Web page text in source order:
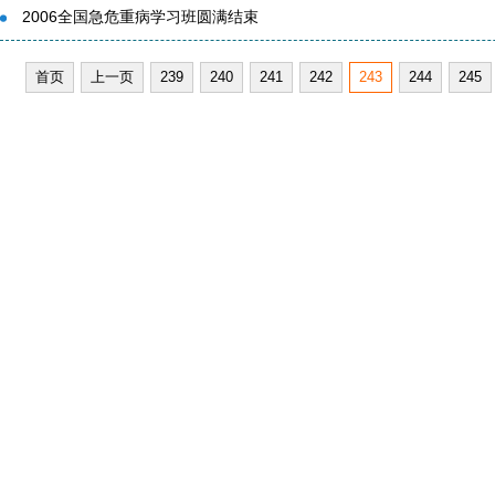
2006全国急危重病学习班圆满结束
首页 上一页 239 240 241 242 243 244 245